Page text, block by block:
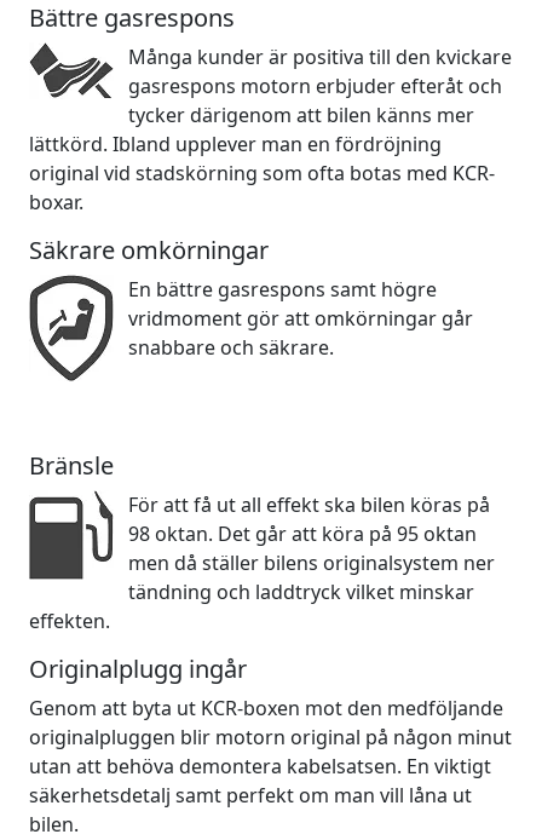
Bättre gasrespons
Många kunder är positiva till den kvickare
gasrespons motorn erbjuder efteråt och
tycker därigenom att bilen känns mer
lättkörd. Ibland upplever man en fördröjning
original vid stadskörning som ofta botas med KCR-
boxar.
Säkrare omkörningar
En bättre gasrespons samt högre
vridmoment gör att omkörningar går
snabbare och säkrare.
Bränsle
För att få ut all effekt ska bilen köras på
98 oktan. Det går att köra på 95 oktan
men då ställer bilens originalsystem ner
tändning och laddtryck vilket minskar
effekten.
Originalplugg ingår
Genom att byta ut KCR-boxen mot den medföljande
originalpluggen blir motorn original på någon minut
utan att behöva demontera kabelsatsen. En viktigt
säkerhetsdetalj samt perfekt om man vill låna ut
bilen.